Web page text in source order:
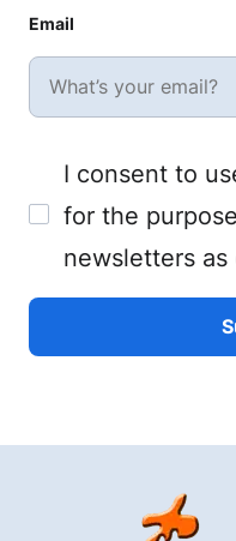
Email
I consent to
for the
newsletters